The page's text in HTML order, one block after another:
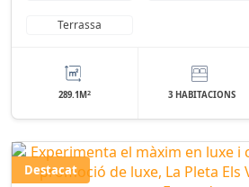
Terrassa
289.1M 2 3 HABITACIONS
Destacat